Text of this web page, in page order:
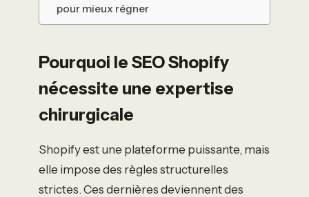
pour mieux régner
Pourquoi le SEO Shopify
nécessite une expertise
chirurgicale
Shopify est une plateforme puissante, mais
elle impose des règles structurelles
strictes. Ces dernières deviennent des